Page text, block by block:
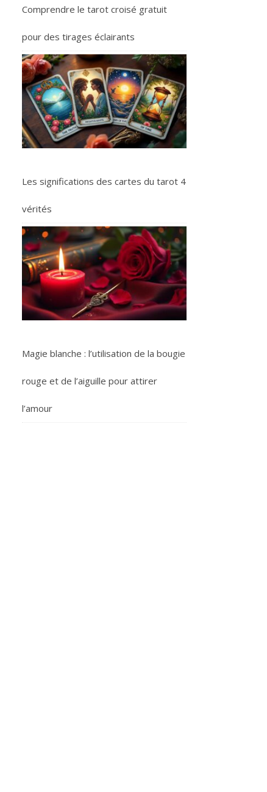
Comprendre le tarot croisé gratuit
pour des tirages éclairants
Les significations des cartes du tarot 4
vérités
Magie blanche : l’utilisation de la bougie
rouge et de l’aiguille pour attirer
l’amour